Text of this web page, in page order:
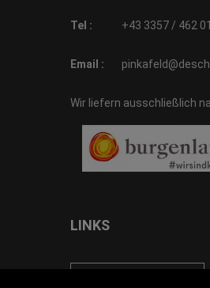
Tel : +43 3357 / 462 01
Email :
Wir liefern ausschließlich
LINKS